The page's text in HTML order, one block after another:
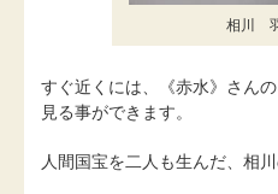
相川
すぐ近くには、《赤水》さん
見る事ができます。
人間国宝を二人も生んだ、相川